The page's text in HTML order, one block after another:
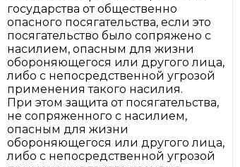
государства от общественно
опасного посягательства, если это
посягательство было сопряжено с
насилием, опасным для жизни
обороняющегося или другого лица,
либо с непосредственной угрозой
применения такого насилия.
При этом защита от посягательства,
не сопряженного с насилием,
опасным для жизни
обороняющегося или другого лица,
либо с непосредственной угрозой